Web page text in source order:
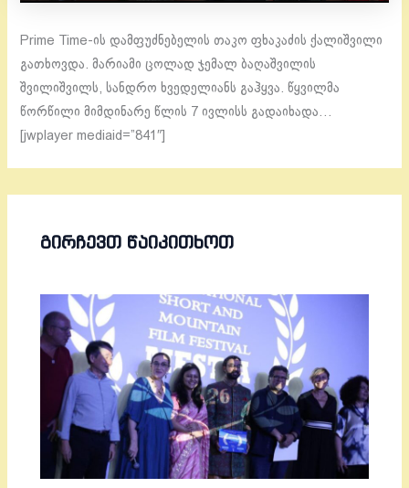
Prime Time-ის დამფუძნებელის თაკო ფხაკაძის ქალიშვილი
გათხოვდა. მარიამი ცოლად ჯემალ ბაღაშვილის
შვილიშვილს, სანდრო ხვედელიანს გაჰყვა. წყვილმა
წორწილი მიმდინარე წლის 7 ივლისს გადაიხადა…
[jwplayer mediaid=”841″]
ᲒᲘᲠᲩᲔᲕᲗ ᲬᲐᲘᲙᲘᲗᲮᲝᲗ